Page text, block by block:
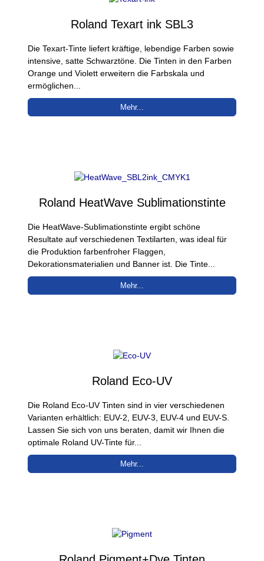
Roland Texart ink SBL3
Die Texart-Tinte liefert kräftige, lebendige Farben sowie
intensive, satte Schwarztöne. Die Tinten in den Farben
Orange und Violett erweitern die Farbskala und
ermöglichen...
Mehr...
Roland HeatWave Sublimationstinte
Die HeatWave-Sublimationstinte ergibt schöne
Resultate auf verschiedenen Textilarten, was ideal für
die Produktion farbenfroher Flaggen,
Dekorationsmaterialien und Banner ist. Die Tinte...
Mehr...
Roland Eco-UV
Die Roland Eco-UV Tinten sind in vier verschiedenen
Varianten erhältlich: EUV-2, EUV-3, EUV-4 und EUV-S.
Lassen Sie sich von uns beraten, damit wir Ihnen die
optimale Roland UV-Tinte für...
Mehr...